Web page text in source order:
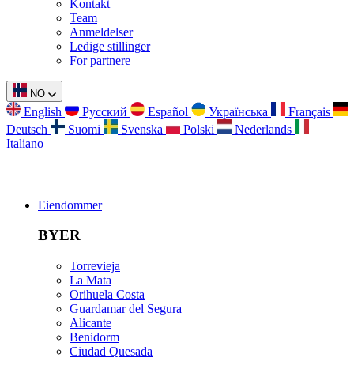
Kontakt
Team
Anmeldelser
Ledige stillinger
For partnere
NO
English Русский Español Українська
Français
Deutsch
Suomi Svenska Polski
Nederlands
Italiano
Eiendommer
BYER
Torrevieja
La Mata
Orihuela Costa
Guardamar del Segura
Alicante
Benidorm
Ciudad Quesada